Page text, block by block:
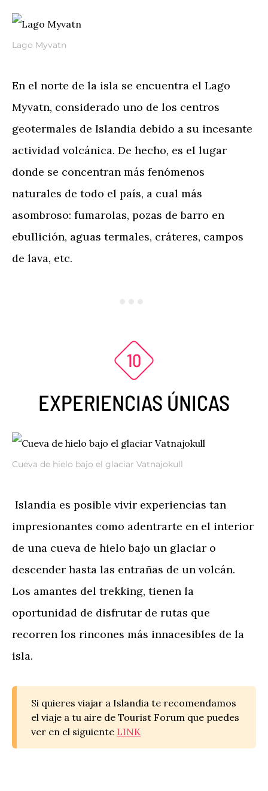
Lago Myvatn
En el norte de la isla se encuentra el Lago
Myvatn, considerado uno de los centros
geotermales de Islandia debido a su incesante
actividad volcánica. De hecho, es el lugar
donde se concentran más fenómenos
naturales de todo el país, a cual más
asombroso: fumarolas, pozas de barro en
ebullición, aguas termales, cráteres, campos
de lava, etc.
EXPERIENCIAS ÚNICAS
Cueva de hielo bajo el glaciar Vatnajokull
Islandia es posible vivir experiencias tan
impresionantes como adentrarte en el interior
de una cueva de hielo bajo un glaciar o
descender hasta las entrañas de un volcán.
Los amantes del trekking, tienen la
oportunidad de disfrutar de rutas que
recorren los rincones más innacesibles de la
isla.
Si quieres viajar a Islandia te recomendamos
el viaje a tu aire de Tourist Forum que puedes
ver en el siguiente LINK